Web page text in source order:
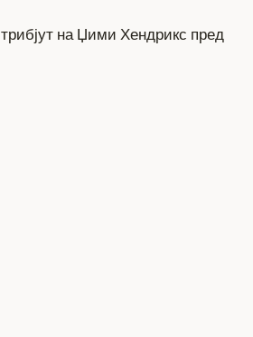
на Џими Хендрикс пред